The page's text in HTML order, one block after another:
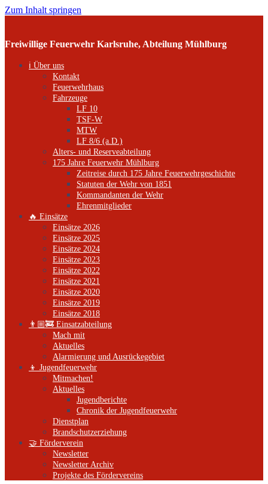
Zum Inhalt springen
Freiwillige Feuerwehr Karlsruhe, Abteilung Mühlburg
ℹ️ Über uns
Kontakt
Feuerwehrhaus
Fahrzeuge
LF 10
TSF-W
MTW
LF 8/6 (a.D.)
Alters- und Reserveabteilung
175 Jahre Feuerwehr Mühlburg
Zeitreise durch 175 Jahre Feuerwehrgeschichte
Statuten der Wehr von 1851
Kommandanten der Wehr
Ehrenmitglieder
🔥 Einsätze
Einsätze 2026
Einsätze 2025
Einsätze 2024
Einsätze 2023
Einsätze 2022
Einsätze 2021
Einsätze 2020
Einsätze 2019
Einsätze 2018
👨🏼‍🚒 Einsatzabteilung
Mach mit
Aktuelles
Alarmierung und Ausrückegebiet
👦 Jugendfeuerwehr
Mitmachen!
Aktuelles
Jugendberichte
Chronik der Jugendfeuerwehr
Dienstplan
Brandschutzerziehung
🤝 Förderverein
Newsletter
Newsletter Archiv
Projekte des Fördervereins